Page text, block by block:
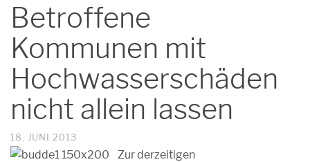
Betroffene
Kommunen mit
Hochwasserschäden
nicht allein lassen
18. JUNI 2013
Zur derzeitigen